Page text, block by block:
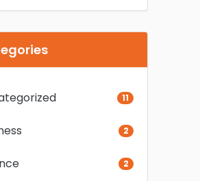
11
2
2